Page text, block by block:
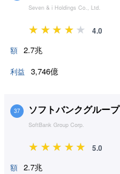
Seven & i Holdings Co., Ltd.
4.0
額 2.7兆
利益 3,746億
37 ソフトバンクグループ
SoftBank Group Corp.
5.0
額 2.7兆